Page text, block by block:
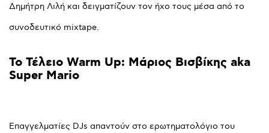
Δημήτρη Λιλή και δειγματίζουν τον ήχο τους μέσα από το
συνοδευτικό mixtape.
Το Τέλειο Warm Up: Μάριος Βισβίκης aka
Super Mario
Επαγγελματίες DJs απαντούν στο ερωτηματολόγιο του